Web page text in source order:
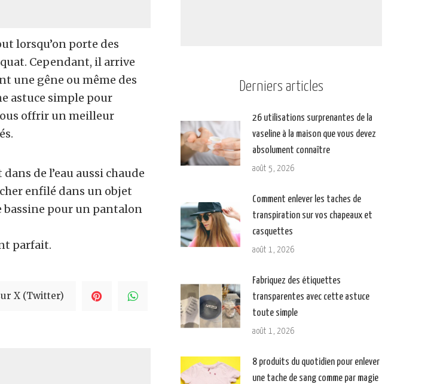
lorsqu’on porte des
Cependant, il arrive
une gêne ou même des
astuce simple pour
offrir un meilleur
de l’eau aussi chaude
enfilé dans un objet
bassine pour un pantalon
parfait.
X (Twitter)
Derniers articles
26 utilisations surprenantes de la
vaseline à la maison que vous devez
absolument connaître
août 5, 2026
Comment enlever les taches de
transpiration sur vos chapeaux et
casquettes
août 1, 2026
Fabriquez des étiquettes
transparentes avec cette astuce
toute simple
août 1, 2026
8 produits du quotidien pour enlever
une tache de sang comme par magie